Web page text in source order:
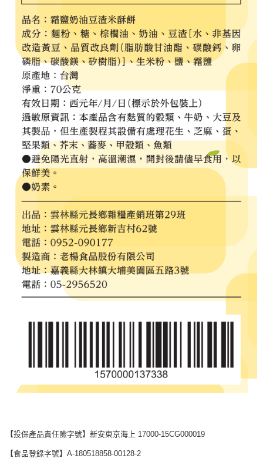
無印良品門市自取
免運費
【投保產品責任險字號】新安東京海上 17000-15CG000019
【食品登錄字號】A-180518858-00128-2